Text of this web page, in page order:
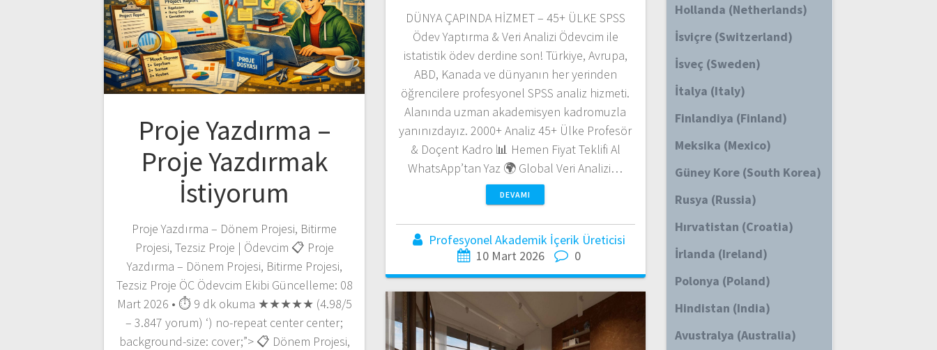
DÜNYA ÇAPINDA HİZMET – 45+ ÜLKE SPSS
Ödev Yaptırma & Veri Analizi Ödevcim ile
istatistik ödev derdine son! Türkiye, Avrupa,
ABD, Kanada ve dünyanın her yerinden
öğrencilere profesyonel SPSS analiz hizmeti.
Alanında uzman akademisyen kadromuzla
yanınızdayız. 2000+ Analiz 45+ Ülke Profesör
& Doçent Kadro 📊 Hemen Fiyat Teklifi Al
WhatsApp’tan Yaz 🌍 Global Veri Analizi…
DEVAMI
Profesyonel Akademik İçerik Üreticisi
10 Mart 2026
0
Proje Yazdırma –
Proje Yazdırmak
İstiyorum
Proje Yazdırma – Dönem Projesi, Bitirme
Projesi, Tezsiz Proje | Ödevcim 📋 Proje
Yazdırma – Dönem Projesi, Bitirme Projesi,
Tezsiz Proje ÖC Ödevcim Ekibi Güncelleme: 08
Mart 2026 • ⏱️ 9 dk okuma ★★★★★ (4.98/5
– 3.847 yorum) ‘) no-repeat center center;
background-size: cover;”> 📋 Dönem Projesi,
Hollanda (Netherlands)
İsviçre (Switzerland)
İsveç (Sweden)
İtalya (Italy)
Finlandiya (Finland)
Meksika (Mexico)
Güney Kore (South Korea)
Rusya (Russia)
Hırvatistan (Croatia)
İrlanda (Ireland)
Polonya (Poland)
Hindistan (India)
Avustralya (Australia)